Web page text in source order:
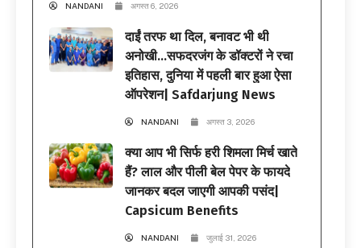
NANDANI अगस्त 6, 2026
दाईं तरफ था दिल, बनावट भी थी
अनोखी…सफदरजंग के डॉक्टरों ने रचा
इतिहास, दुनिया में पहली बार हुआ ऐसा
ऑपरेशन| Safdarjung News
NANDANI अगस्त 3, 2026
क्या आप भी सिर्फ हरी शिमला मिर्च खाते
हैं? लाल और पीली बेल पेपर के फायदे
जानकर बदल जाएगी आपकी पसंद|
Capsicum Benefits
NANDANI जुलाई 31, 2026